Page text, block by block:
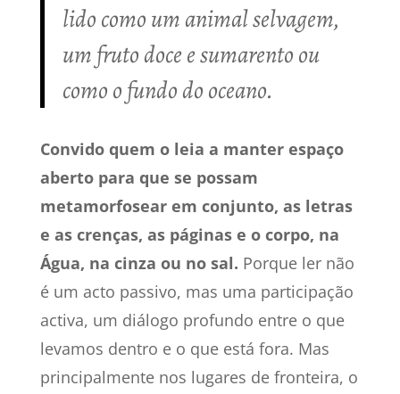
lido como um animal selvagem,
um fruto doce e sumarento ou
como o fundo do oceano.
Convido quem o leia a manter espaço
aberto para que se possam
metamorfosear em conjunto, as letras
e as crenças, as páginas e o corpo, na
Água, na cinza ou no sal. Porque ler não
é um acto passivo, mas uma participação
activa, um diálogo profundo entre o que
levamos dentro e o que está fora. Mas
principalmente nos lugares de fronteira, o